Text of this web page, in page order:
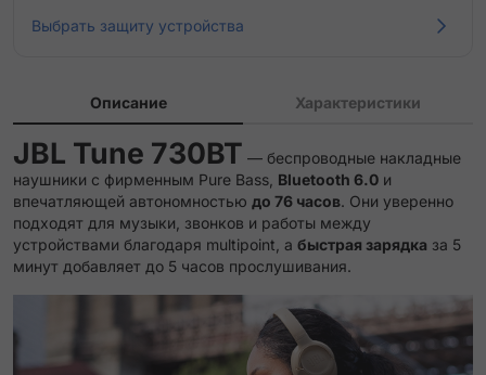
Выбрать защиту устройства
Описание Характеристики
JBL Tune 730BT — беспроводные накладные
наушники с фирменным Pure Bass, Bluetooth 6.0 и
впечатляющей автономностью до 76 часов. Они уверенно
подходят для музыки, звонков и работы между
устройствами благодаря multipoint, а быстрая зарядка за 5
минут добавляет до 5 часов прослушивания.